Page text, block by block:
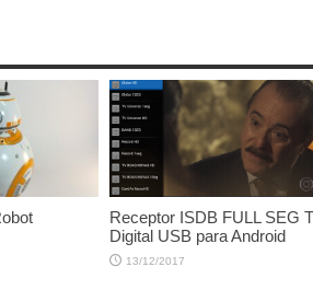
Receptor ISDB FULL SEG
Digital USB para Android
13/12/2017